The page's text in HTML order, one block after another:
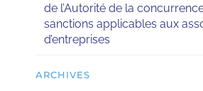
de l’Autorité de la
sanctions applicables aux
d’entreprises
ARCHIVES